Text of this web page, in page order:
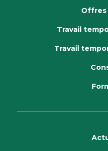
Offres
Travail
Travail